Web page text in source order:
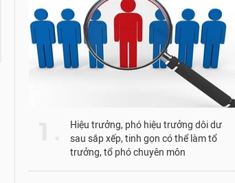
Hiệu trưởng, phó hiệu trưởng dôi dư
sau sắp xếp, tinh gọn có thể làm tổ
trưởng, tổ phó chuyên môn